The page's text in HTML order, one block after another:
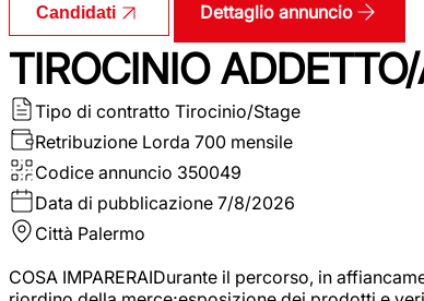
Candidati Dettaglio annuncio
TIROCINIO
Tipo di contratto Tirocinio/Stage
Retribuzione Lorda 700 mensile
Codice annuncio 350049
Data di pubblicazione 7/8/2026
Città Palermo
COSA IMPARERAIDurante il percorso, in